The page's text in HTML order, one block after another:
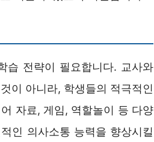
습 전략이 필요합니다. 교사와
이 아니라, 학생들의 적극적인
자료, 게임, 역할놀이 등 다양
인 의사소통 능력을 향상시킬